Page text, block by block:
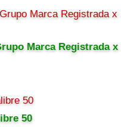
Marca Registrada x
50